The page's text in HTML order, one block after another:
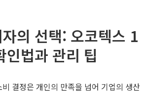
의 선택: 오코텍스 1
인법과 관리 팁
결정은 개인의 만족을 넘어 기업의 생산